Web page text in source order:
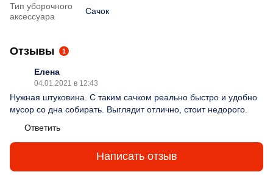
Тип уборочного
аксессуара
Сачок
Отзывы 1
Елена
04.01.2021 в 12:43
Нужная штуковина. С таким сачком реально быстро и удобно
мусор со дна собирать. Выглядит отлично, стоит недорого.
Ответить
Написать отзыв